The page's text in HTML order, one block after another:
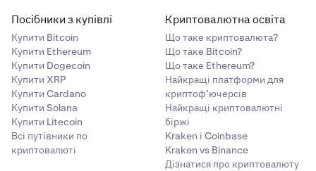
Посібники з купівлі
Купити Bitcoin
Купити Ethereum
Купити Dogecoin
Купити XRP
Купити Cardano
Купити Solana
Купити Litecoin
Всі путівники по
криптовалюті
Криптовалютна освіта
Що таке криптовалюта?
Що таке Bitcoin?
Що таке Ethereum?
Найкращі платформи для
криптоф’ючерсів
Найкращі криптовалютні
біржі
Kraken і Coinbase
Kraken vs Binance
Дізнатися про криптовалюту